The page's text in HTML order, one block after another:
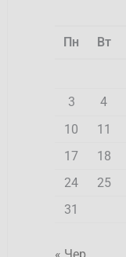
Пн Вт
3
4
10
11
17
18
24
25
31